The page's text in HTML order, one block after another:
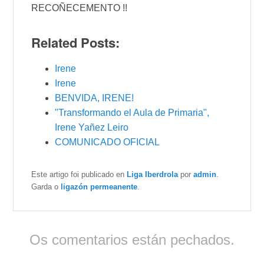
RECOÑECEMENTO !!
Related Posts:
Irene
Irene
BENVIDA, IRENE!
"Transformando el Aula de Primaria",
Irene Yañez Leiro
COMUNICADO OFICIAL
Este artigo foi publicado en Liga Iberdrola poradmin
Garda o ligazón permeanente
Os comentarios están pechados.